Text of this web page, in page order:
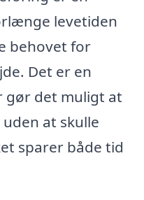
levetiden
behovet for
Det er en
gør det muligt at
at skulle
sparer både tid